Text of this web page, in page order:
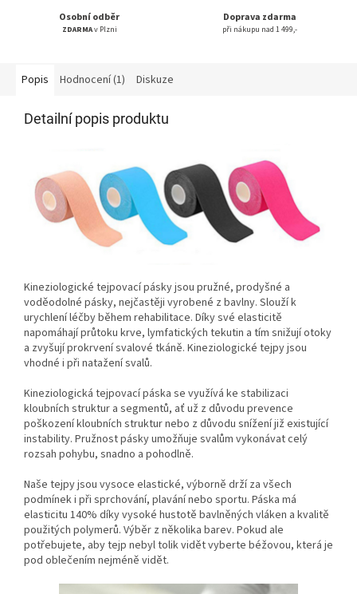
Osobní odběr
ZDARMAv Plzni
Doprava zdarma
při nákupu nad 1 499,-
Popis Hodnocení (1) Diskuze
Detailní popis produktu
Kineziologické tejpovací pásky jsou pružné, prodyšné a
voděodolné pásky, nejčastěji vyrobené z bavlny. Slouží k
urychlení léčby během rehabilitace. Díky své elasticitě
napomáhají průtoku krve, lymfatických tekutin a tím snižují otoky
a zvyšují prokrvení svalové tkáně. Kineziologické tejpy jsou
vhodné i při natažení svalů.
Kineziologická tejpovací páska se využívá ke stabilizaci
kloubních struktur a segmentů, ať už z důvodu prevence
poškození kloubních struktur nebo z důvodu snížení již existující
instability. Pružnost páskyumožňuje svalům vykonávat celý
rozsah pohybu, snadno a pohodlně.
Naše tejpy jsou vysoce elastické, výborně drží za všech
podmínek i při sprchování, plavání nebo sportu. Páska má
elasticitu 140% díky vysoké hustotě bavlněných vláken a kvalitě
použitých polymerů. Výběr z několika barev. Pokud ale
potřebujete, aby tejp nebyl tolik vidět vyberte béžovou, která je
pod oblečením nejméně vidět.